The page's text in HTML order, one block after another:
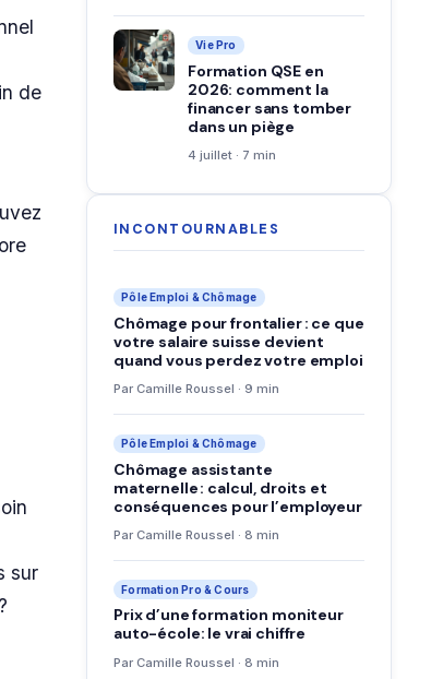
de
sur
Vie Pro
Formation QSE en
2026: comment la
financer sans tomber
dans un piège
4 juillet · 7 min
INCONTOURNABLES
Pôle Emploi & Chômage
Chômage pour frontalier : ce que
votre salaire suisse devient
quand vous perdez votre emploi
Par Camille Roussel · 9 min
Pôle Emploi & Chômage
Chômage assistante
maternelle : calcul, droits et
conséquences pour l’employeur
Par Camille Roussel · 8 min
Formation Pro & Cours
Prix d’une formation moniteur
auto-école: le vrai chiffre
Par Camille Roussel · 8 min